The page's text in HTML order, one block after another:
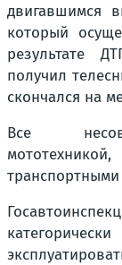
двигавшимся
который
результате
получил
скончался на
Все
транспортными